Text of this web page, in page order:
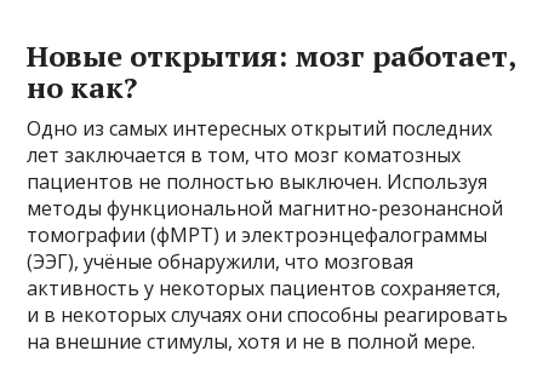
Новые открытия: мозг работает,
но как?
Одно из самых интересных открытий последних
лет заключается в том, что мозг коматозных
пациентов не полностью выключен. Используя
методы функциональной магнитно-резонансной
томографии (фМРТ) и электроэнцефалограммы
(ЭЭГ), учёные обнаружили, что мозговая
активность у некоторых пациентов сохраняется,
и в некоторых случаях они способны реагировать
на внешние стимулы, хотя и не в полной мере.